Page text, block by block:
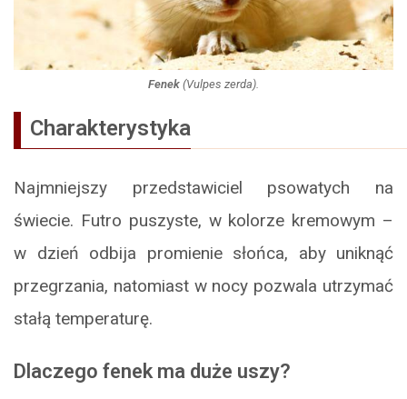
Fenek (Vulpes zerda).
Charakterystyka
Najmniejszy przedstawiciel psowatych na
świecie. Futro puszyste, w kolorze kremowym –
w dzień odbija promienie słońca, aby uniknąć
przegrzania, natomiast w nocy pozwala utrzymać
stałą temperaturę.
Dlaczego fenek ma duże uszy?